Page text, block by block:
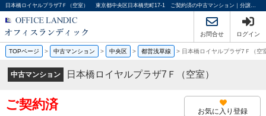
日本橋ロイヤルプラザ7Ｆ（空室） 東京都中央区日本橋兜町17-1 ご契約済の中古マンション｜分譲マンション情報｜オフィスランディック株式会社
お問合せ ログイン
TOPページ > 中古マンション > 中央区 > 都営浅草線 > 日本橋ロイヤルプラザ7Ｆ（
中古マンション 日本橋ロイヤルプラザ7Ｆ（空室）
ご契約済 お気に入り登録